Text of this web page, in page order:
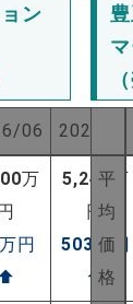
ン
06 2025/07
万
万円
⬆
5,245万
円
503 万円
⬆
平
均
価
格